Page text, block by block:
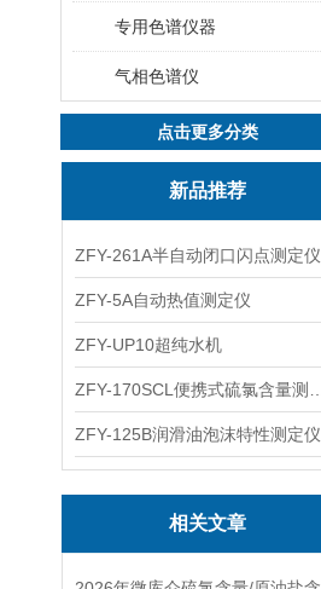
专用色谱仪器
气相色谱仪
点击更多分类
新品推荐
ZFY-261A半自动闭口闪点测定仪
ZFY-5A自动热值测定仪
ZFY-UP10超纯水机
ZFY-125B润滑油泡沫特性测定仪
相关文章